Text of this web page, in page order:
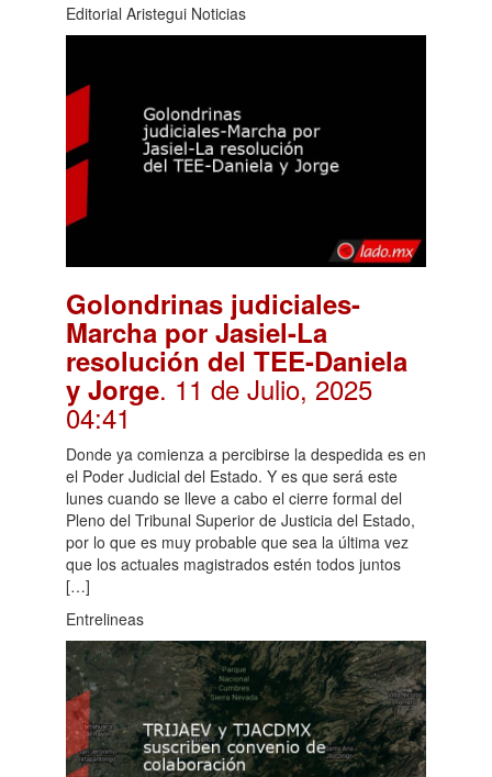
Editorial Aristegui Noticias
Golondrinas judiciales-
Marcha por Jasiel-La
resolución del TEE-Daniela
y Jorge. 11 de Julio, 2025
04:41
Donde ya comienza a percibirse la despedida es en
el Poder Judicial del Estado. Y es que será este
lunes cuando se lleve a cabo el cierre formal del
Pleno del Tribunal Superior de Justicia del Estado,
por lo que es muy probable que sea la última vez
que los actuales magistrados estén todos juntos
[…]
Entrelineas